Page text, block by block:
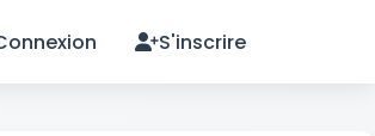
S'inscrire